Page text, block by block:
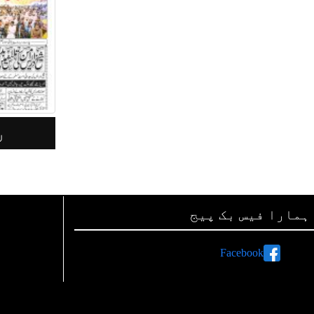
ہمارا فیس بک پیج
Facebook